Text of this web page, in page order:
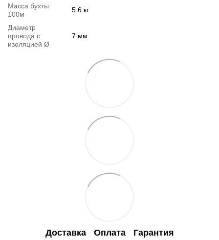
Масса бухты
100м
5,6 кг
Диаметр
провода с
изоляцией Ø
7 мм
Доставка Оплата Гарантия